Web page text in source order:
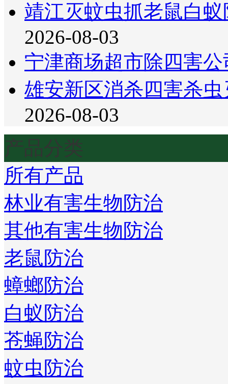
靖江灭蚊虫抓老鼠白
2026-08-03
宁津商场超市除四害
雄安新区消杀四害杀
2026-08-03
产品分类
所有产品
林业有害生物防治
其他有害生物防治
老鼠防治
蟑螂防治
白蚁防治
苍蝇防治
蚊虫防治